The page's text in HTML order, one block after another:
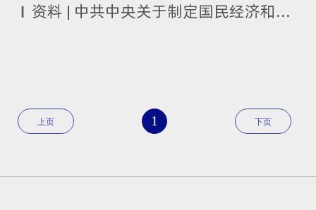
资料 | 中共中央关于制定国民经济和社会发展第十五个五年规划的建议
上页 1 下页